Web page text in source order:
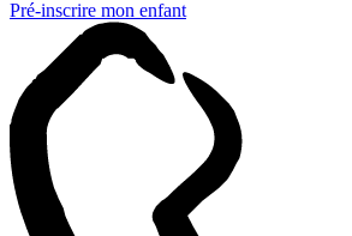
Pré-inscrire mon enfant